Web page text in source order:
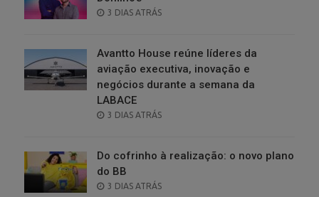
POSTED
3 DIAS ATRÁS
Avantto House reúne líderes da
aviação executiva, inovação e
negócios durante a semana da
LABACE
POSTED
3 DIAS ATRÁS
Do cofrinho à realização: o novo plano
do BB
POSTED
3 DIAS ATRÁS